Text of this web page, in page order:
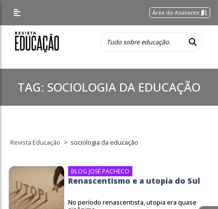
Área do Assinante
TAG: SOCIOLOGIA DA EDUCAÇÃO
Revista Educação > sociologia da educação
BLOG JOSÉ PACHECO
Renascentismo e a utopia do Sul
No período renascentista, utopia era quase